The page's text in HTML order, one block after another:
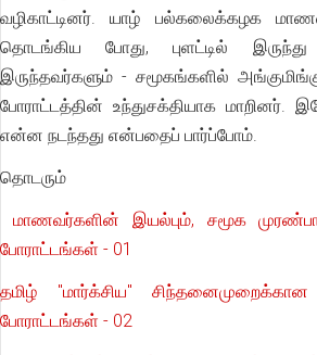
வழிகாட்டினர். யாழ் பல்கலைக்கழக
தொடங்கிய போது, புளட்டில்
இருந்தவர்களும் - சமூகங்களில்
போராட்டத்தின் உந்துசக்தியாக மாறினர்.
என்ன நடந்தது என்பதைப் பார்ப்போம்.
தொடரும்
மாணவர்களின் இயல்பும், சமூக
போராட்டங்கள் - 01
தமிழ் "மார்க்சிய"
போராட்டங்கள் - 02